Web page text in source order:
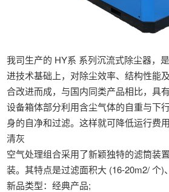
我司生产的 HY系 系列沉流式除尘器，
进技术基础上，对除尘效率、结构性能
合改进而成，与国内同类产品相比，具
设备箱体部分利用含尘气体的自重与下
身的自净和过滤。这样就可降低运行费
清灰
空气处理组合采用了新颖独特的滤筒装
装。其特点是过滤面积大 (16-20m2/ 个)
新品类型：经典产品;